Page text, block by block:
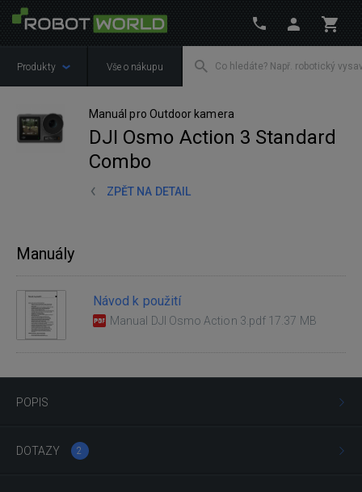
Produkty Vše o nákupu
Manuál pro Outdoor kamera
DJI Osmo Action 3 Standard
Combo
ZPĚT NA DETAIL
POPIS
DOTAZY 2
Manuály
Návod k použití
Manual DJI Osmo Action 3.pdf 17.37 MB